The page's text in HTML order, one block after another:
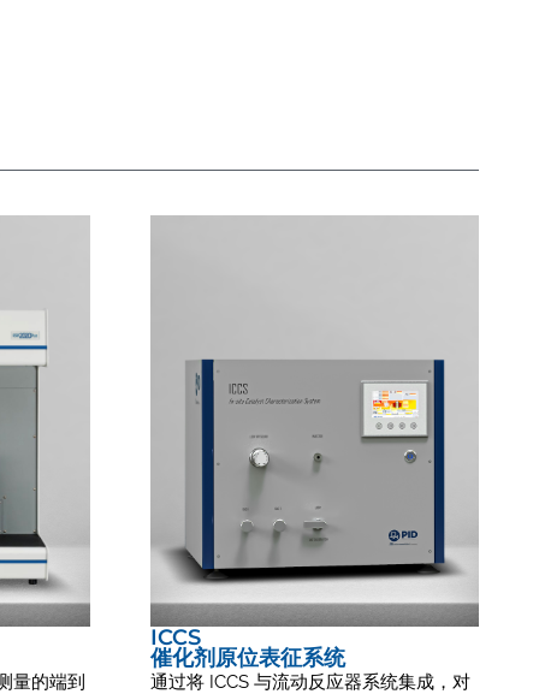
量的端到
ICCS
催化剂原位表征系统
通过将 ICCS 与流动反应器系统集成，对